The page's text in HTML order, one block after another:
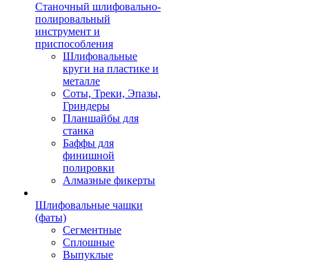
Станочный шлифовально-
полировальный
инструмент и
приспособления
Шлифовальные
круги на пластике и
металле
Соты, Треки, Эпазы,
Гриндеры
Планшайбы для
станка
Баффы для
финишной
полировки
Алмазные фикерты
Шлифовальные чашки
(фаты)
Сегментные
Сплошные
Выпуклые